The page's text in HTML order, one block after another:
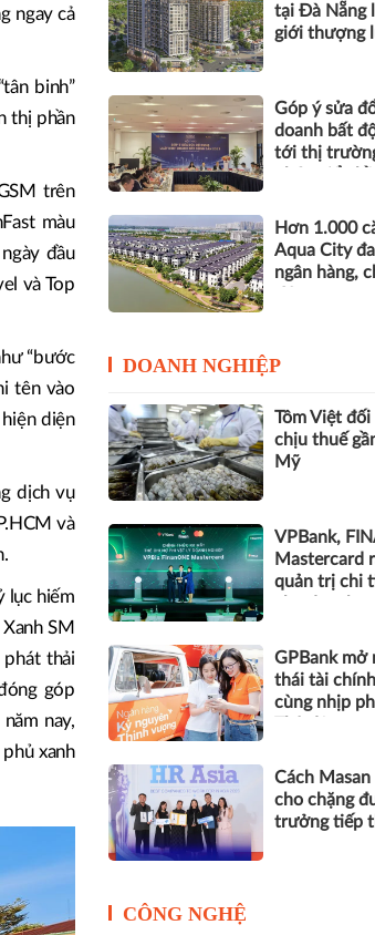
ngay cả
binh”
thị phần
trên
màu
đầu
và Top
“bước
tên vào
diện
dịch vụ
và
lục hiếm
SM
phát thải
góp
nay,
xanh
tại Đà Nẵng
giới thượng
Góp ý sửa
doanh bất
tới thị
Hơn 1.000
Aqua City
ngân hàng,
DOANH NGHIỆP
Tôm Việt
chịu thuế
Mỹ
VPBank,
Mastercard
quản trị chi
GPBank mở
thái tài
cùng nhịp
Cách
cho chặng
trưởng tiếp
CÔNG NGHỆ